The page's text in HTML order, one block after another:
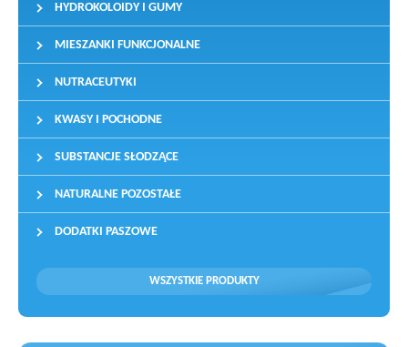
HYDROKOLOIDY I GUMY
MIESZANKI FUNKCJONALNE
NUTRACEUTYKI
KWASY I POCHODNE
SUBSTANCJE SŁODZĄCE
NATURALNE POZOSTAŁE
DODATKI PASZOWE
WSZYSTKIE PRODUKTY